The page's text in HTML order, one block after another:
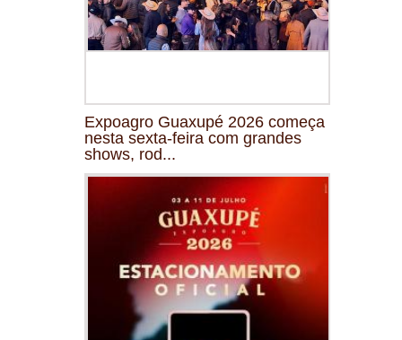
Expoagro Guaxupé 2026 começa
nesta sexta-feira com grandes
shows, rod...